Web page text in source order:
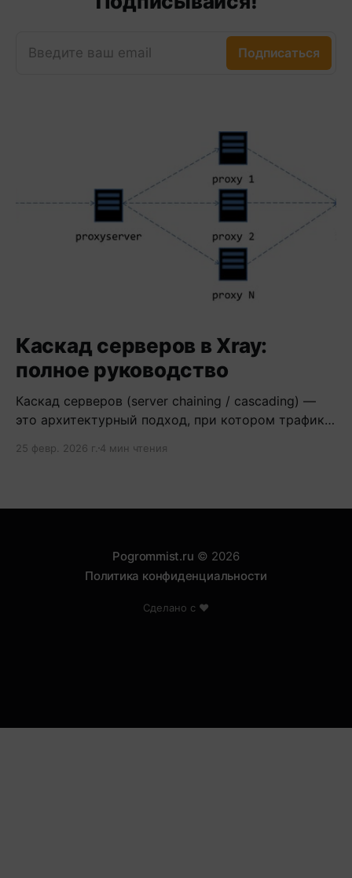
Введите ваш email Подписаться
Каскад серверов в Xray:
полное руководство
Каскад серверов (server chaining / cascading) —
это архитектурный подход, при котором трафик
серверов.
25 февр. 2026 г. 4 мин чтения
Pogrommist.ru © 2026
Политика конфиденциальности
Сделано с ❤️